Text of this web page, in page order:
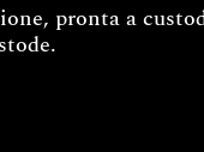
pronta a